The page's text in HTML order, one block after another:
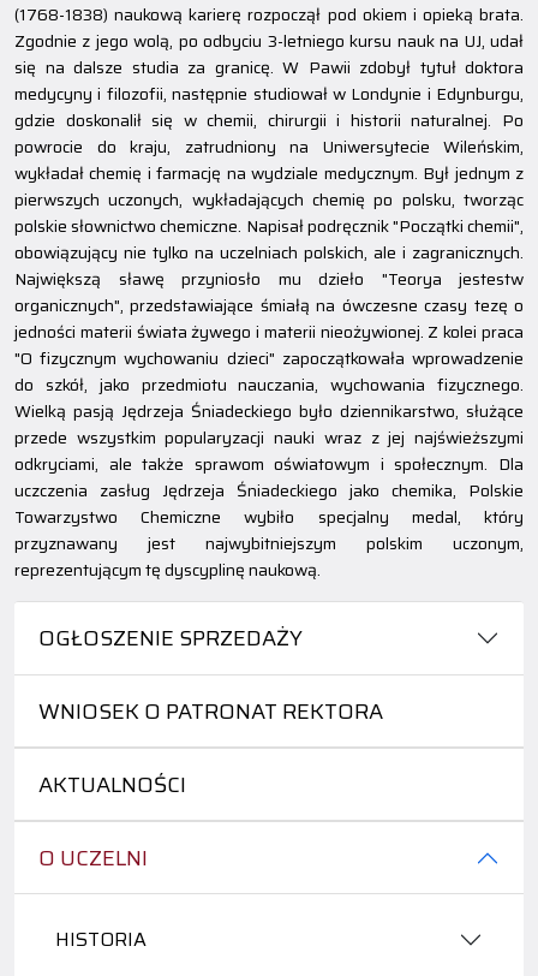
OGŁOSZENIE SPRZEDAŻY
WNIOSEK O PATRONAT REKTORA
AKTUALNOŚCI
O UCZELNI
HISTORIA
(1768-1838) naukową karierę rozpoczął pod okiem i opieką brata.
Zgodnie z jego wolą, po odbyciu 3-letniego kursu nauk na UJ, udał
się na dalsze studia za granicę. W Pawii zdobył tytuł doktora
medycyny i filozofii, następnie studiował w Londynie i Edynburgu,
gdzie doskonalił się w chemii, chirurgii i historii naturalnej. Po
powrocie do kraju, zatrudniony na Uniwersytecie Wileńskim,
wykładał chemię i farmację na wydziale medycznym. Był jednym z
pierwszych uczonych, wykładających chemię po polsku, tworząc
polskie słownictwo chemiczne. Napisał podręcznik "Początki chemii",
obowiązujący nie tylko na uczelniach polskich, ale i zagranicznych.
Największą sławę przyniosło mu dzieło "Teorya jestestw
organicznych", przedstawiające śmiałą na ówczesne czasy tezę o
jedności materii świata żywego i materii nieożywionej. Z kolei praca
"O fizycznym wychowaniu dzieci" zapoczątkowała wprowadzenie
do szkół, jako przedmiotu nauczania, wychowania fizycznego.
Wielką pasją Jędrzeja Śniadeckiego było dziennikarstwo, służące
przede wszystkim popularyzacji nauki wraz z jej najświeższymi
odkryciami, ale także sprawom oświatowym i społecznym. Dla
uczczenia zasług Jędrzeja Śniadeckiego jako chemika, Polskie
Towarzystwo Chemiczne wybiło specjalny medal, który
przyznawany jest najwybitniejszym polskim uczonym,
reprezentującym tę dyscyplinę naukową.